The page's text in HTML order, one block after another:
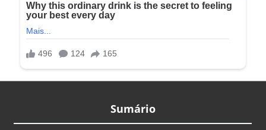
Sumário